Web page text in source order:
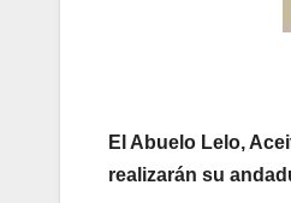
El Abuelo Lelo,
realizarán su